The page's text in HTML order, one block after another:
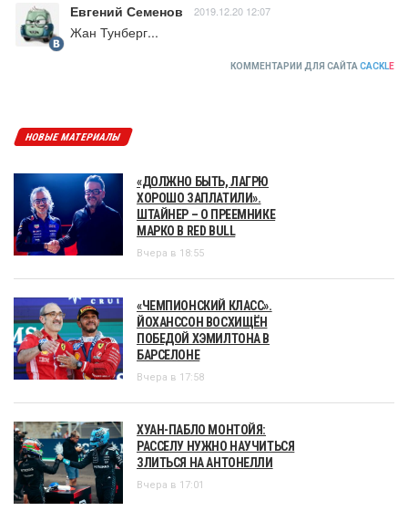
Евгений Семенов 2019.12.20 12:07
Жан Тунберг...
КОММЕНТАРИИ ДЛЯ САЙТА CACKLE
НОВЫЕ МАТЕРИАЛЫ
«ДОЛЖНО БЫТЬ, ЛАГРЮ
ХОРОШО ЗАПЛАТИЛИ».
ШТАЙНЕР – О ПРЕЕМНИКЕ
МАРКО В RED BULL
Вчера в 18:55
«ЧЕМПИОНСКИЙ КЛАСС».
ЙОХАНССОН ВОСХИЩЁН
ПОБЕДОЙ ХЭМИЛТОНА В
БАРСЕЛОНЕ
Вчера в 17:58
ХУАН-ПАБЛО МОНТОЙЯ:
РАССЕЛУ НУЖНО НАУЧИТЬСЯ
ЗЛИТЬСЯ НА АНТОНЕЛЛИ
Вчера в 17:01